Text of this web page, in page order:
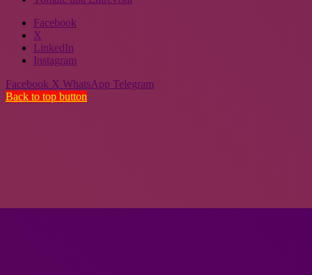
Facebook
X
LinkedIn
Instagram
Facebook X WhatsApp Telegram
Back to top button